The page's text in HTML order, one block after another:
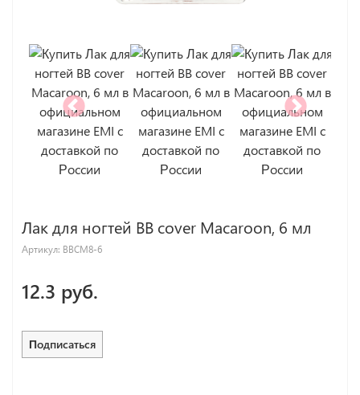
Лак для ногтей BB cover Macaroon, 6 мл
Артикул: BBCM8-6
12.3 руб.
Подписаться